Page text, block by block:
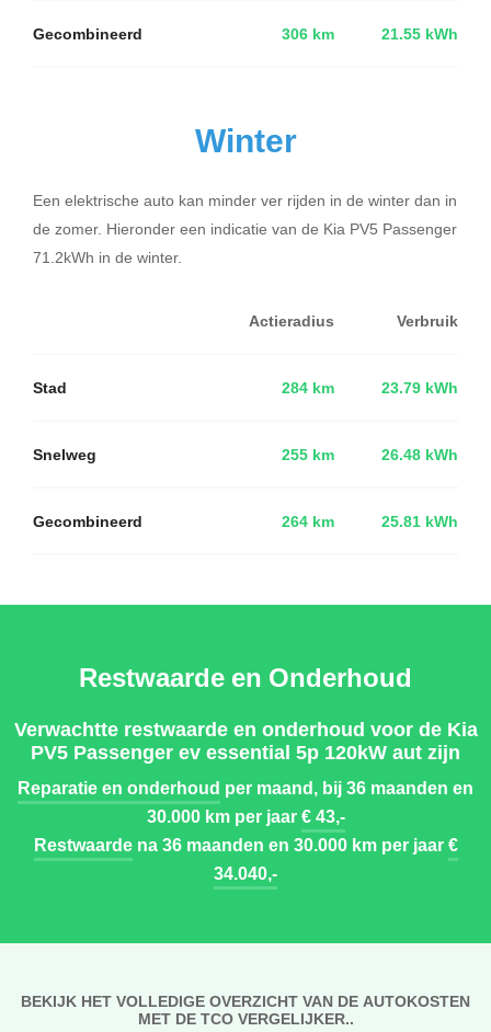
Gecombineerd 306 km 21.55 kWh
Winter
Een elektrische auto kan minder ver rijden in de winter dan in
de zomer. Hieronder een indicatie van de Kia PV5 Passenger
71.2kWh in de winter.
Actieradius Verbruik
Stad 284 km 23.79 kWh
Snelweg 255 km 26.48 kWh
Gecombineerd 264 km 25.81 kWh
Restwaarde en Onderhoud
Verwachtte restwaarde en onderhoud voor de Kia
PV5 Passenger ev essential 5p 120kW aut zijn
Reparatie en onderhoud per maand, bij 36 maanden en
30.000 km per jaar€ 43,-
Restwaardena 36 maanden en 30.000 km per jaar€
34.040,-
BEKIJK HET VOLLEDIGE OVERZICHT VAN DE AUTOKOSTEN
MET DE TCO VERGELIJKER..